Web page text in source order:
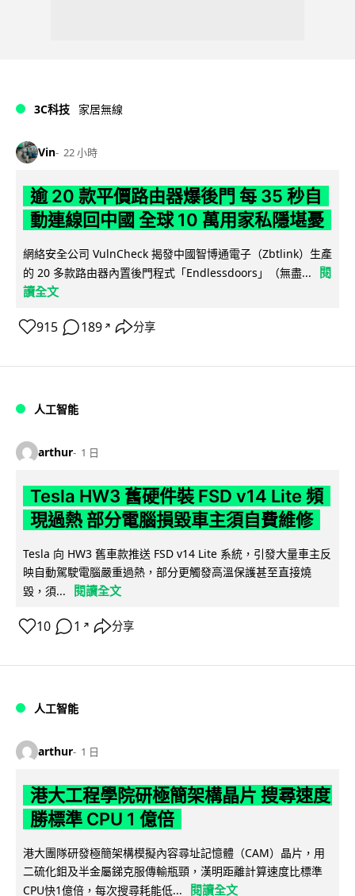
3C科技 家居無線
Vin 22 小時
逾 20 款平價路由器爆後門 每 35 秒自
動連線回中國 全球 10 萬用家私隱堪憂
網絡安全公司 VulnCheck 揭發中國智博通電子（Zbtlink）生產
的 20 多款路由器內置後門程式「Endlessdoors」（無盡...
閱
讀全文
915 189 ↗ 分享
人工智能
arthur 1 日
Tesla HW3 舊硬件裝 FSD v14 Lite 頻
現過熱 部分電腦損毀車主須自費維修
Tesla 向 HW3 舊車款推送 FSD v14 Lite 系統，引發大量車主反
映自動駕駛電腦嚴重過熱，部分更觸發高溫保護甚至直接燒
毀，須...
閱讀全文
10 1 ↗ 分享
人工智能
arthur 1 日
港大工程學院研極簡架構晶片 搜尋速度
勝標準 CPU 1 億倍
港大團隊研發極簡架構模擬內容尋址記憶體（CAM）晶片，用
二硫化鉬及半金屬銻克服傳輸瓶頸，漢明距離計算速度比標準
CPU快1億倍，每次搜尋耗能低...
閱讀全文